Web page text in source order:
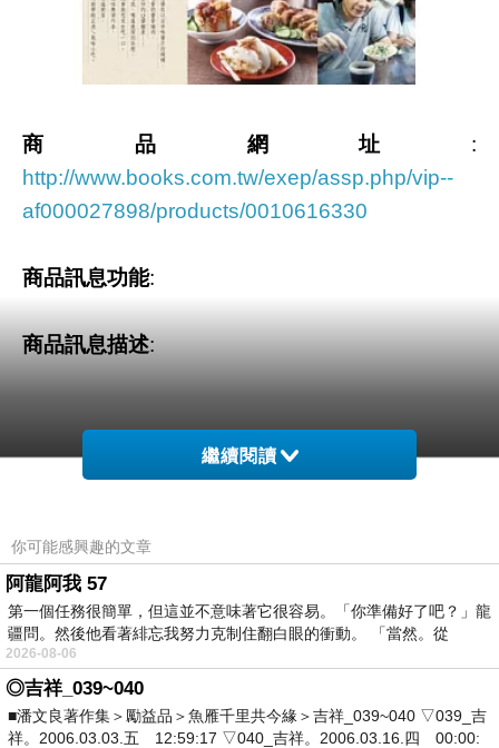
商品網址 :
http://www.books.com.tw/exep/assp.php/vip--
af000027898/products/0010616330
商品訊息功能:
商品訊息描述:
這不只是一本食譜書，
更是一本滿足視覺與味蕾的食記。
你或許有類似經驗，網路上紅翻天、旅遊書必推
的人氣小吃，
繼續閱讀
你可能感興趣的文章
阿龍阿我 57
第一個任務很簡單，但這並不意味著它很容易。「你準備好了吧？」龍
疆問。然後他看著緋忘我努力克制住翻白眼的衝動。 「當然。從
2026-08-06
◎吉祥_039~040
■潘文良著作集＞勵益品＞魚雁千里共今緣＞吉祥_039~040 ▽039_吉
祥。2006.03.03.五 12:59:17 ▽040_吉祥。2006.03.16.四 00:00: